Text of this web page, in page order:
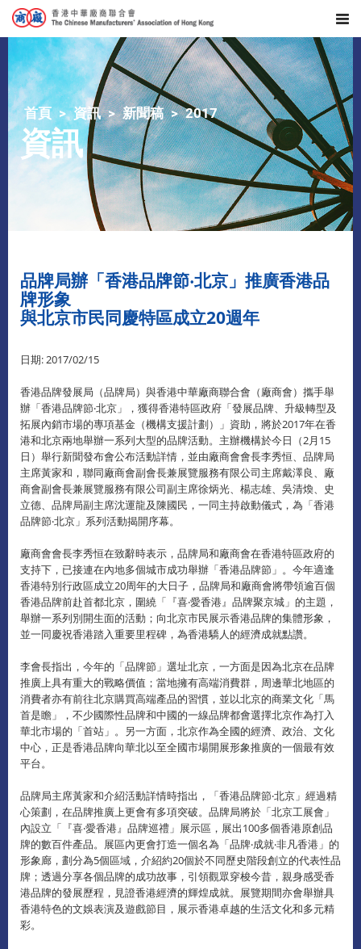
首頁 資訊 新聞稿 2017
資訊
品牌局辦「香港品牌節‧北京」推廣香港品
牌形象
與北京市民同慶特區成立20週年
日期: 2017/02/15
香港品牌發展局（品牌局）與香港中華廠商聯合會（廠商會）攜手舉
辦「香港品牌節‧北京」，獲得香港特區政府「發展品牌、升級轉型及
拓展內銷市場的專項基金（機構支援計劃）」資助，將於2017年在香
港和北京兩地舉辦一系列大型的品牌活動。主辦機構於今日（2月15
日）舉行新聞發布會公布活動詳情，並由廠商會會長李秀恒、品牌局
主席黃家和，聯同廠商會副會長兼展覽服務有限公司主席戴澤良、廠
商會副會長兼展覽服務有限公司副主席徐炳光、楊志雄、吳清煥、史
立德、品牌局副主席沈運龍及陳國民，一同主持啟動儀式，為「香港
品牌節‧北京」系列活動揭開序幕。
廠商會會長李秀恒在致辭時表示，品牌局和廠商會在香港特區政府的
支持下，已接連在內地多個城市成功舉辦「香港品牌節」。今年適逢
香港特別行政區成立20周年的大日子，品牌局和廠商會將帶領逾百個
香港品牌前赴首都北京，圍繞「『喜‧愛香港』品牌聚京城」的主題，
舉辦一系列別開生面的活動；向北京市民展示香港品牌的集體形象，
並一同慶祝香港踏入重要里程碑，為香港驕人的經濟成就點讚。
李會長指出，今年的「品牌節」選址北京，一方面是因為北京在品牌
推廣上具有重大的戰略價值；當地擁有高端消費群，周邊華北地區的
消費者亦有前往北京購買高端產品的習慣，並以北京的商業文化「馬
首是瞻」，不少國際性品牌和中國的一線品牌都會選擇北京作為打入
華北市場的「首站」。另一方面，北京作為全國的經濟、政治、文化
中心，正是香港品牌向華北以至全國市場開展形象推廣的一個最有效
平台。
品牌局主席黃家和介紹活動詳情時指出，「香港品牌節‧北京」經過精
心策劃，在品牌推廣上更會有多項突破。品牌局將於「北京工展會」
內設立「『喜‧愛香港』品牌巡禮」展示區，展出100多個香港原創品
牌的數百件產品。展區內更會打造一個名為「品牌‧成就‧非凡香港」的
形象廊，劃分為5個區域，介紹約20個於不同歷史階段創立的代表性品
牌；透過分享各個品牌的成功故事，引領觀眾穿梭今昔，親身感受香
港品牌的發展歷程，見證香港經濟的輝煌成就。展覽期間亦會舉辦具
香港特色的文娛表演及遊戲節目，展示香港卓越的生活文化和多元精
彩。